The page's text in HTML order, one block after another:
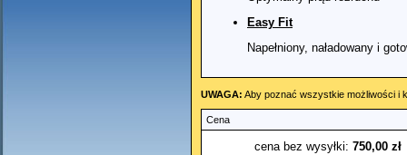
Easy Fit
Napełniony, naładowany i
UWAGA: Aby poznać wszystkie możliwości i
Cena
cena bez wysyłki: 750,00 zł